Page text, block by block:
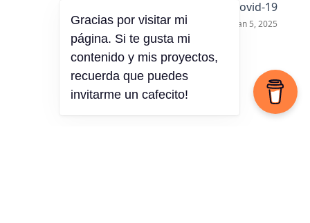
covid-19
Jan 5, 2025
Gracias por visitar mi
página. Si te gusta mi
contenido y mis proyectos,
recuerda que puedes
invitarme un cafecito!